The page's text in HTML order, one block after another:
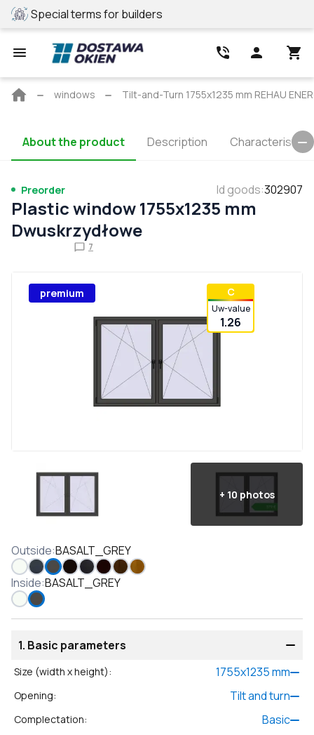
Special terms for builders
Main
windows Tilt-and-Turn 1755x1235 mm REHAU
About the product Description Characteristics
Preorder Id goods:302907
Plastic window 1755x1235 mm
Dwuskrzydłowe
7
premium С
Uw-value
1.26
+ 10 photos
Outside:BASALT_GREY
Inside:BASALT_GREY
1. Basic parameters
Size (width x height): 1755x1235mm
Opening: Tilt and turn
Complectation: Basic